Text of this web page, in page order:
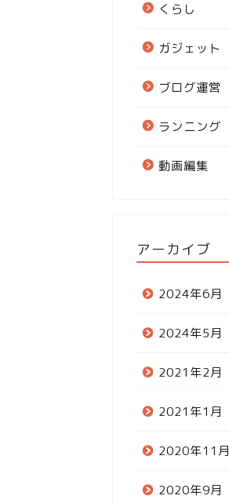
くらし
ガジェット
ブログ運営
ランニング
動画編集
アーカイブ
2024年6月
2024年5月
2021年2月
2021年1月
2020年11月
2020年9月